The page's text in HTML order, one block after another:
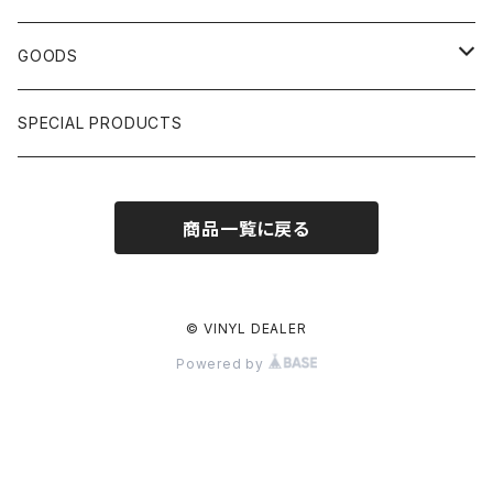
HIPHOP CLASSIC GALLERY
日本語ラップ CLASSIC GALLERY
JAPANESE
DRUM DRUM DRUM/KARAOKE
パチソン/AUDIO CHECK/LIBRARY
GOODS
BOOK
SPECIAL PRODUCTS
商品一覧に戻る
© VINYL DEALER
Powered by